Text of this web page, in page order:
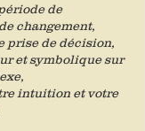
de
changement,
prise de décision,
et symbolique sur
intuition et votre